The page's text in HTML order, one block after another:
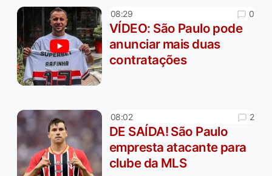
08:29 0
VÍDEO: São Paulo pode
anunciar mais duas
contratações
08:02 2
DE SAÍDA! São Paulo
empresta atacante para
clube da MLS